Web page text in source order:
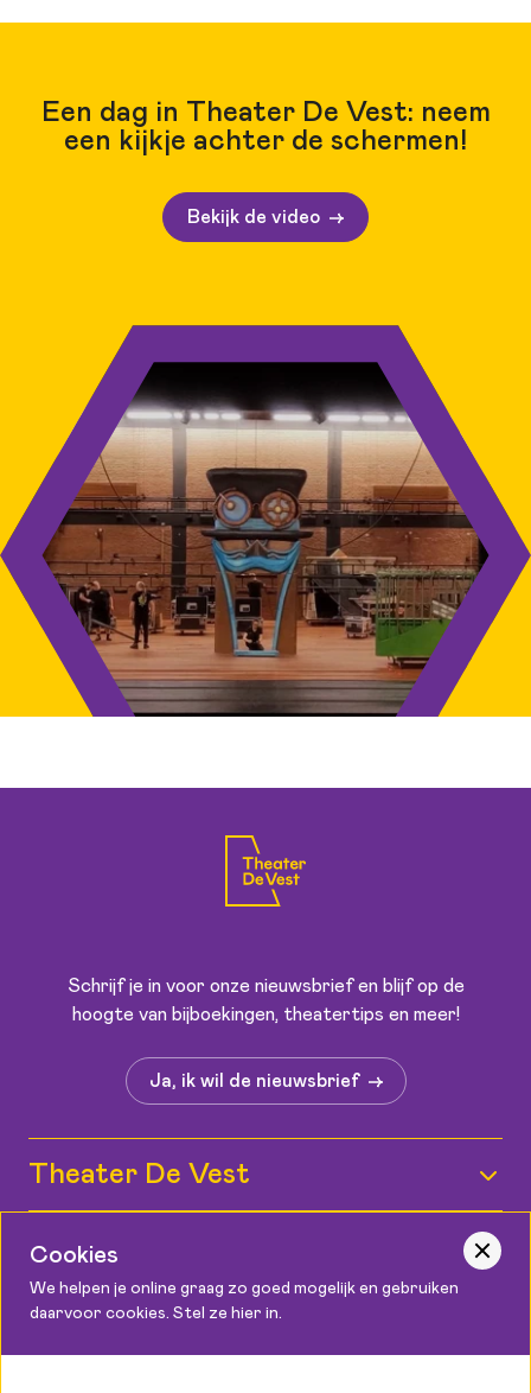
Een dag in Theater De Vest: neem
een kijkje achter de schermen!
Bekijk de video
Schrijf je in voor onze nieuwsbrief en blijf op de
hoogte van bijboekingen, theatertips en meer!
Ja, ik wil de nieuwsbrief
Theater De Vest
Vacatures
Informatie
Kaartverkoop
Contact
Cookies
We helpen je online graag zo goed mogelijk en gebruiken
daarvoor cookies. Stel ze hier in.